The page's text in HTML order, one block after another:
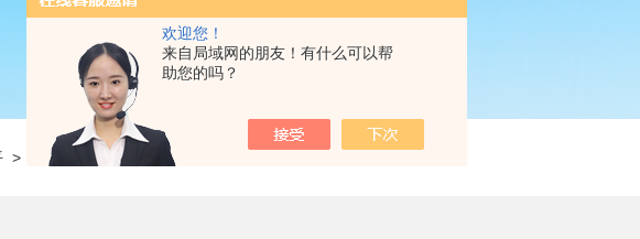
欢迎您！
来自局域网的朋友！有什么可以帮
助您的吗？
> 幸运电子天平JA203N千分之一1mg*